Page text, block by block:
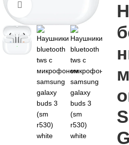
Нажмите, чтобы увеличить